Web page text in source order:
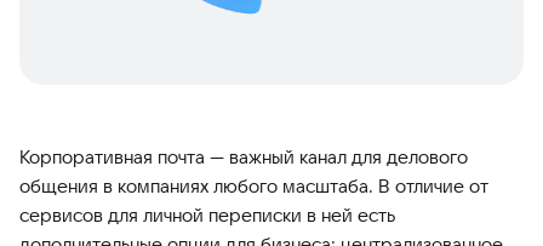
Корпоративная почта — важный канал для делового
общения в компаниях любого масштаба. В отличие от
сервисов для личной переписки в ней есть